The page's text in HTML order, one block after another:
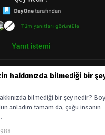
hakkınızda bilmediği bir
bilmediği bir şey nedir?
anladım tamam da, çoğu insanın